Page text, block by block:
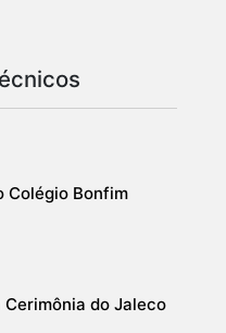
Colégio Bonfim
do Jaleco